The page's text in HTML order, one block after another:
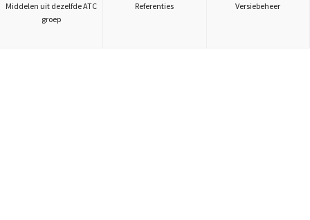
Middelen uit dezelfde ATC
groep
Referenties Versiebeheer